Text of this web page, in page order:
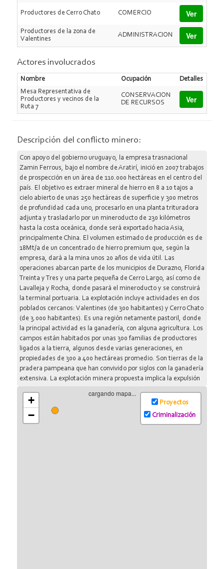
Productores de Cerro Chato COMERCIO Ver
Productores de la zona de
Valentines
ADMINISTRACION Ver
Actores involucrados
Nombre Ocupación
Detalles
Mesa Representativa de
Productores y vecinos de la
Ruta 7
CONSERVACION
DE RECURSOS
Ver
Descripción del conflicto minero:
Con apoyo del gobierno uruguayo, la empresa trasnacional
Zamin Ferrous, bajo el nombre de Aratirí, inició en 2007 trabajos
de prospección en un área de 110.000 hectáreas en el centro del
país. El objetivo es extraer mineral de hierro en 8 a 10 tajos a
cielo abierto de unas 250 hectáreas de superficie y 300 metros
de profundidad cada uno, procesarlo en una planta trituradora
adjunta y trasladarlo por un mineroducto de 230 kilómetros
hasta la costa oceánica, donde será exportado hacia Asia,
principalmente China. El volumen estimado de producción es de
18Mt/a de un concentrado de hierro premium que, según la
empresa, dará a la mina unos 20 años de vida útil. Las
operaciones abarcan parte de los municipios de Durazno, Florida
Treinta y Tres y una parte pequeña de Cerro Largo, así como de
Lavalleja y Rocha, donde pasará el mineroducto y se construirá
la terminal portuaria. La explotación incluye actividades en dos
poblados cercanos: Valentines (de 300 habitantes) y Cerro Chato
(de 3.000 habitantes). Es una región netamente pastoril, donde
la principal actividad es la ganadería, con alguna agricultura. Los
campos están habitados por unas 300 familias de productores
ligados a la tierra, algunos desde varias generaciones, en
propiedades de 300 a 400 hectáreas promedio. Son tierras de la
pradera pampeana que han convivido por siglos con la ganadería
extensiva. La explotación minera propuesta implica la expulsión
sus alrededores, junto con la devastación del ecosistema
original, del que hasta el presente no se conocen los planes de
restauración. La zona está irrigada naturalmente por los arroyos
cargando mapa...
+
−
Proyectos
Criminalización